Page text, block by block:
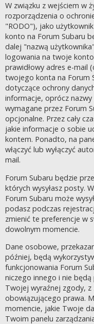
W związku z wejściem w
rozporządzenia o
"RODO"), jako
konto na Forum Subaru
dalej "nazwą
logowania na twoje
prawidłowy adres e-mail
twojego konta na Forum
dotyczące ochrony
informacje, oprócz nazwy
wymagane przez Forum
opcjonalne. Przez cały
jakie informacje o sobie
kontem. Ponadto, na
włączyć lub wyłączyć
mail.
Forum Subaru będzie
których wysyłasz posty.
Forum Subaru może
podasz podczas
zmienić te preferencje w
dowolnym momencie.
Dane osobowe,
później, będą
funkcjonowania Forum
niczego innego i nie
Twojej wyraźnej zgody,
obowiązującego prawa.
momencie, jakie Twoje
Twoim panelu